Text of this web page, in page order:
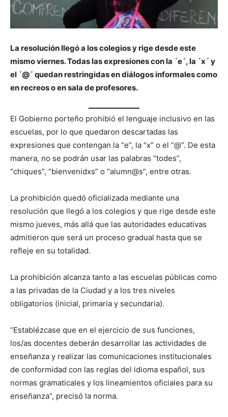
La resolución llegó a los colegios y rige desde este
mismo viernes. Todas las expresiones con la ´e´, la ´x´ y
el ´@´ quedan restringidas en diálogos informales como
en recreos o en sala de profesores.
El Gobierno porteño prohibió el lenguaje inclusivo en las
escuelas, por lo que quedaron descartadas las
expresiones que contengan la “e”, la “x” o el “@”. De esta
manera, no se podrán usar las palabras “todes”,
“chiques”, “bienvenidxs” o “alumn@s”, entre otras.
La prohibición quedó oficializada mediante una
resolución que llegó a los colegios y que rige desde este
mismo jueves, más allá que las autoridades educativas
admitieron que será un proceso gradual hasta que se
refleje en su totalidad.
La prohibición alcanza tanto a las escuelas públicas como
a las privadas de la Ciudad y a los tres niveles
obligatorios (inicial, primaria y secundaria).
“Establézcase que en el ejercicio de sus funciones,
los/as docentes deberán desarrollar las actividades de
enseñanza y realizar las comunicaciones institucionales
de conformidad con las reglas del idioma español, sus
normas gramaticales y los lineamientos oficiales para su
enseñanza”, precisó la norma.